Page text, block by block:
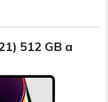
512 GB a